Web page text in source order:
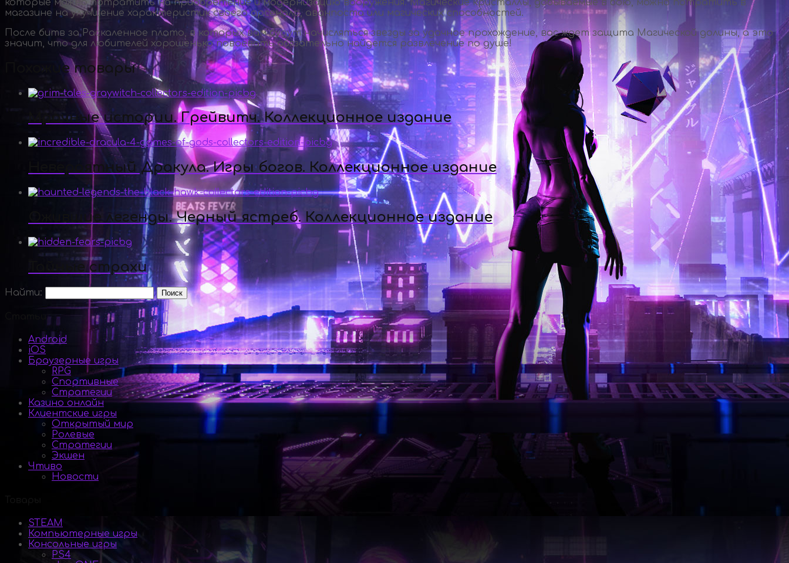
которые можно потратить на приобретение и модернизацию вооружения. Магические кристаллы, добываемые в бою, можно потратить в
магазине на улучшение характеристик своего арсенала, аванпоста или магических способностей.
После битв за Раскаленное плато, в которых вам будут начисляться звезды за удачное прохождение, вас ждет защита Магической долины, а это
значит, что для любителей хорошенько повоевать обязательно найдется развлечение по душе!
Похожие товары
Мрачные истории. Грейвитч. Коллекционное издание
Невероятный Дракула. Игры богов. Коллекционное издание
Ожившие легенды. Черный ястреб. Коллекционное издание
Тайные страхи
Найти:
Android
iOS
Браузерные игры
RPG
Спортивные
Стратегии
Казино онлайн
Клиентские игры
Открытый мир
Ролевые
Стратегии
Экшен
Чтиво
Новости
STEAM
Компьютерные игры
Консольные игры
PS4